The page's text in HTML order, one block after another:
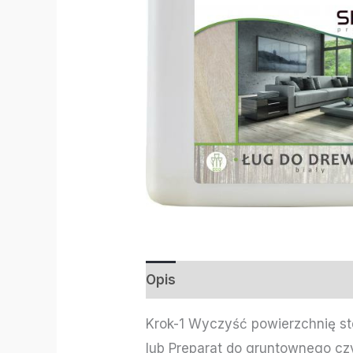
Opis
Krok-1 Wyczyść powierzchnię
lub Preparat do gruntownego